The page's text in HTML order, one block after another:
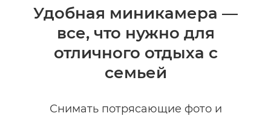
Общая информация
Технические характеристики
Удобная миникамера —
все, что нужно для
отличного отдыха с
семьей
Снимать потрясающие фото и